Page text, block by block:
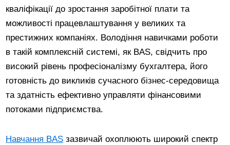
кваліфікації до зростання заробітної плати та
можливості працевлаштування у великих та
престижних компаніях. Володіння навичками роботи
в такій комплексній системі, як BAS, свідчить про
високий рівень професіоналізму бухгалтера, його
готовність до викликів сучасного бізнес-середовища
та здатність ефективно управляти фінансовими
потоками підприємства.
Навчання BAS зазвичай охоплюють широкий спектр